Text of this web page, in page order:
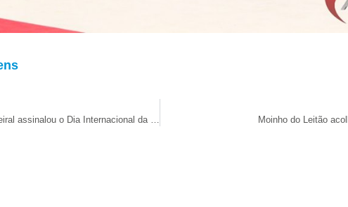
ERPI e Centro de Dia O Roseiral assinalou o Dia Internacional da Família com almoço de convívio Moinho do Leitão